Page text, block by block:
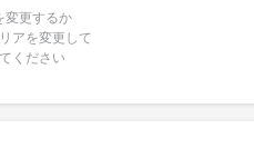
変更するか
アを変更して
ください